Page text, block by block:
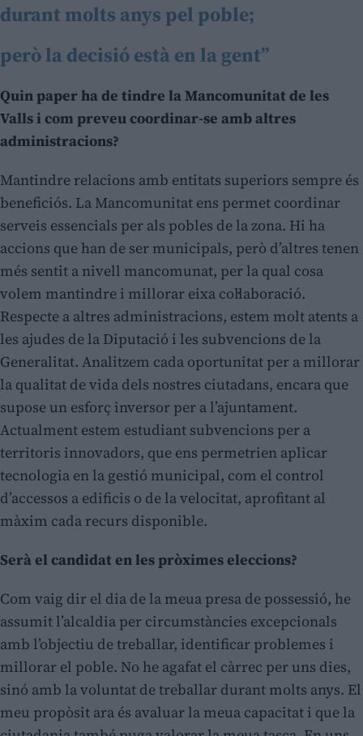
durant molts anys pel poble;
però la decisió està en la gent”
Quin paper ha de tindre la Mancomunitat de les
Valls i com preveu coordinar-se amb altres
administracions?
Mantindre relacions amb entitats superiors sempre és
beneficiós. La Mancomunitat ens permet coordinar
serveis essencials per als pobles de la zona. Hi ha
accions que han de ser municipals, però d’altres tenen
més sentit a nivell mancomunat, per la qual cosa
volem mantindre i millorar eixa col·laboració.
Respecte a altres administracions, estem molt atents a
les ajudes de la Diputació i les subvencions de la
Generalitat. Analitzem cada oportunitat per a millorar
la qualitat de vida dels nostres ciutadans, encara que
supose un esforç inversor per a l’ajuntament.
Actualment estem estudiant subvencions per a
territoris innovadors, que ens permetrien aplicar
tecnologia en la gestió municipal, com el control
d’accessos a edificis o de la velocitat, aprofitant al
màxim cada recurs disponible.
Serà el candidat en les pròximes eleccions?
Com vaig dir el dia de la meua presa de possessió, he
assumit l’alcaldia per circumstàncies excepcionals
amb l’objectiu de treballar, identificar problemes i
millorar el poble. No he agafat el càrrec per uns dies,
sinó amb la voluntat de treballar durant molts anys. El
meu propòsit ara és avaluar la meua capacitat i que la